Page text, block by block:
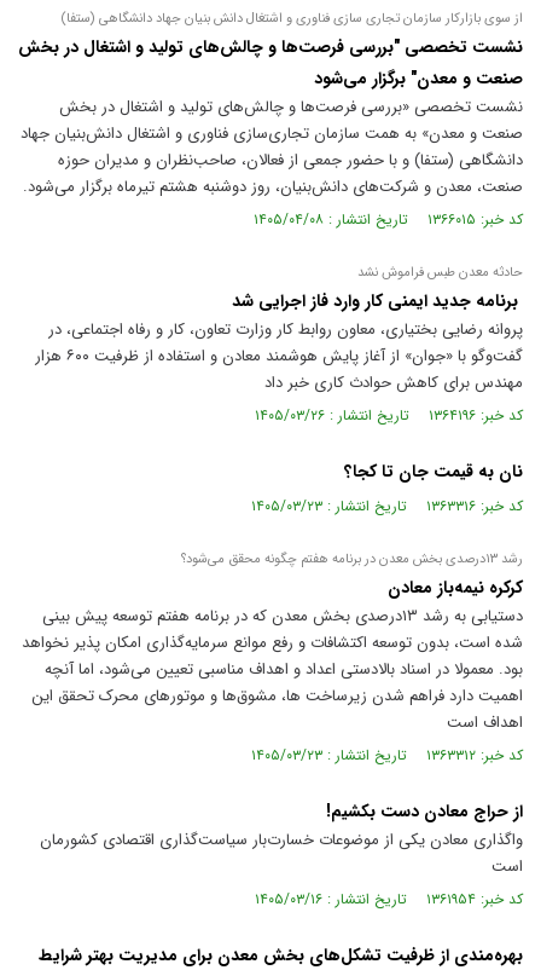
از سوی بازارکار سازمان تجاری سازی فناوری و اشتغال دانش بنیان جهاد دانشگاهی (ستفا)
نشست تخصصی "بررسی فرصت‌ها و چالش‌های تولید و اشتغال در بخش
صنعت و معدن" برگزار می‌شود
نشست تخصصی «بررسی فرصت‌ها و چالش‌های تولید و اشتغال در بخش
صنعت و معدن» به همت سازمان تجاری‌سازی فناوری و اشتغال دانش‌بنیان جهاد
دانشگاهی (ستفا) و با حضور جمعی از فعالان، صاحب‌نظران و مدیران حوزه
صنعت، معدن و شرکت‌های دانش‌بنیان، روز دوشنبه هشتم تیرماه برگزار می‌شود.
کد خبر: ۱۳۶۶۰۱۵ تاریخ انتشار : ۱۴۰۵/۰۴/۰۸
حادثه معدن طبس فراموش نشد
برنامه جدید ایمنی کار وارد فاز اجرایی شد
پروانه رضایی بختیاری، معاون روابط کار وزارت تعاون، کار و رفاه اجتماعی، در
گفت‌و‌گو با «جوان» از آغاز پایش هوشمند معادن و استفاده از ظرفیت ۶۰۰ هزار
مهندس برای کاهش حوادث کاری خبر داد
کد خبر: ۱۳۶۴۱۹۶ تاریخ انتشار : ۱۴۰۵/۰۳/۲۶
نان به قیمت جان تا کجا؟
کد خبر: ۱۳۶۳۳۱۶ تاریخ انتشار : ۱۴۰۵/۰۳/۲۳
رشد ۱۳درصدی بخش معدن در برنامه هفتم چگونه محقق می‌شود؟
کرکره نیمه‌باز معادن
دستیابی به رشد ۱۳درصدی بخش معدن که در برنامه هفتم توسعه پیش بینی
شده است، بدون توسعه اکتشافات و رفع موانع سرمایه‌گذاری امکان پذیر نخواهد
بود. معمولا در اسناد بالادستی اعداد و اهداف مناسبی تعیین می‌شود، اما آنچه
اهمیت دارد فراهم شدن زیرساخت ها، مشوق‌ها و موتور‌های محرک تحقق این
اهداف است
کد خبر: ۱۳۶۳۳۱۲ تاریخ انتشار : ۱۴۰۵/۰۳/۲۳
از حراج معادن دست بکشیم!
واگذاری معادن یکی از موضوعات خسارت‌بار سیاست‌گذاری اقتصادی کشورمان
است
کد خبر: ۱۳۶۱۹۵۴ تاریخ انتشار : ۱۴۰۵/۰۳/۱۶
بهره‌مندی از ظرفیت تشکل‌های بخش معدن برای مدیریت بهتر شرایط